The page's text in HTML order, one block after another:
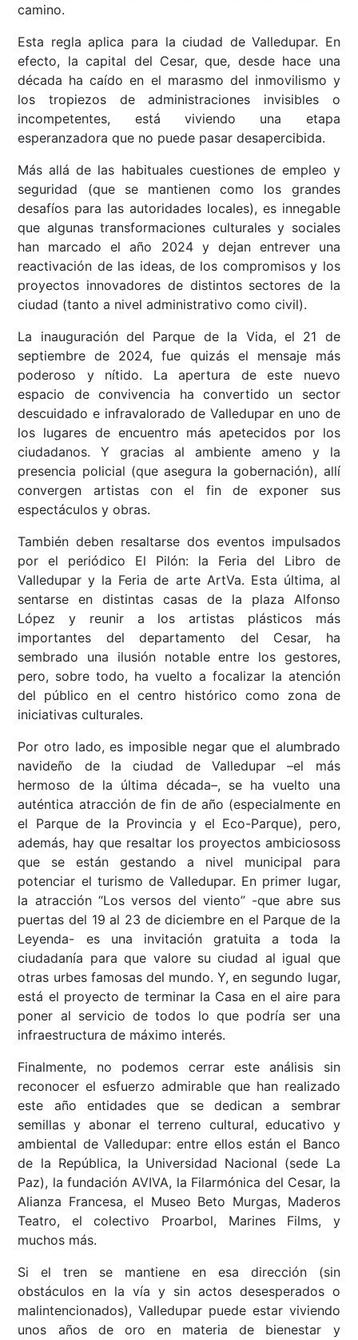
camino.
Esta regla aplica para la ciudad de Valledupar. En
efecto, la capital del Cesar, que, desde hace una
década ha caído en el marasmo del inmovilismo y
los tropiezos de administraciones invisibles o
incompetentes, está viviendo una etapa
esperanzadora que no puede pasar desapercibida.
Más allá de las habituales cuestiones de empleo y
seguridad (que se mantienen como los grandes
desafíos para las autoridades locales), es innegable
que algunas transformaciones culturales y sociales
han marcado el año 2024 y dejan entrever una
reactivación de las ideas, de los compromisos y los
proyectos innovadores de distintos sectores de la
ciudad (tanto a nivel administrativo como civil).
La inauguración del Parque de la Vida, el 21 de
septiembre de 2024, fue quizás el mensaje más
poderoso y nítido. La apertura de este nuevo
espacio de convivencia ha convertido un sector
descuidado e infravalorado de Valledupar en uno de
los lugares de encuentro más apetecidos por los
ciudadanos. Y gracias al ambiente ameno y la
presencia policial (que asegura la gobernación), allí
convergen artistas con el fin de exponer sus
espectáculos y obras.
También deben resaltarse dos eventos impulsados
por el periódico El Pilón: la Feria del Libro de
Valledupar y la Feria de arte ArtVa. Esta última, al
sentarse en distintas casas de la plaza Alfonso
López y reunir a los artistas plásticos más
importantes del departamento del Cesar, ha
sembrado una ilusión notable entre los gestores,
pero, sobre todo, ha vuelto a focalizar la atención
del público en el centro histórico como zona de
iniciativas culturales.
Por otro lado, es imposible negar que el alumbrado
navideño de la ciudad de Valledupar –el más
hermoso de la última década–, se ha vuelto una
auténtica atracción de fin de año (especialmente en
el Parque de la Provincia y el Eco-Parque), pero,
además, hay que resaltar los proyectos ambiciososs
que se están gestando a nivel municipal para
potenciar el turismo de Valledupar. En primer lugar,
la atracción “Los versos del viento” -que abre sus
puertas del 19 al 23 de diciembre en el Parque de la
Leyenda- es una invitación gratuita a toda la
ciudadanía para que valore su ciudad al igual que
otras urbes famosas del mundo. Y, en segundo lugar,
está el proyecto de terminar la Casa en el aire para
poner al servicio de todos lo que podría ser una
infraestructura de máximo interés.
Finalmente, no podemos cerrar este análisis sin
reconocer el esfuerzo admirable que han realizado
este año entidades que se dedican a sembrar
semillas y abonar el terreno cultural, educativo y
ambiental de Valledupar: entre ellos están el Banco
de la República, la Universidad Nacional (sede La
Paz), la fundación AVIVA, la Filarmónica del Cesar, la
Alianza Francesa, el Museo Beto Murgas, Maderos
Teatro, el colectivo Proarbol, Marines Films, y
muchos más.
Si el tren se mantiene en esa dirección (sin
obstáculos en la vía y sin actos desesperados o
malintencionados), Valledupar puede estar viviendo
unos años de oro en materia de bienestar y